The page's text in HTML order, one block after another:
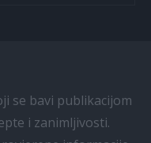
se bavi publikacijom
i zanimljivosti.